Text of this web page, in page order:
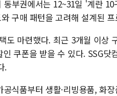
동부권에서는 12~31일 '계란
구매 패턴을 고려해 설계된
도 마련했다. 최근 3개월 이상
쿠폰을 받을 수 있다. SSG
.
공식품부터 생활·리빙용품, 화